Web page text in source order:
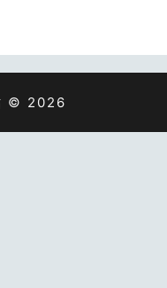
© 2026